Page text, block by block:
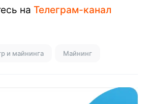
на Телеграм-канал
и майнинга Майнинг